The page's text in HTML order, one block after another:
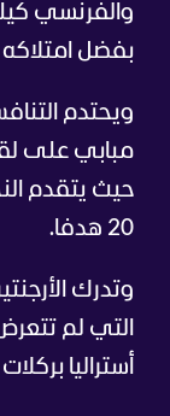
والفرنسي
بفضل
ويحتدم
مبابي على
20 هدفا.
وتدرك
التي لم
أستراليا